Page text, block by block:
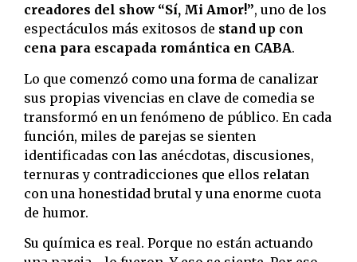
creadores del show “Sí, Mi Amor!”, uno de los
espectáculos más exitosos de stand up con
cena para escapada romántica en CABA.
Lo que comenzó como una forma de canalizar
sus propias vivencias en clave de comedia se
transformó en un fenómeno de público. En cada
función, miles de parejas se sienten
identificadas con las anécdotas, discusiones,
ternuras y contradicciones que ellos relatan
con una honestidad brutal y una enorme cuota
de humor.
Su química es real. Porque no están actuando